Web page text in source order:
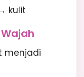
kulit
menjadi